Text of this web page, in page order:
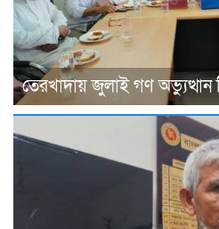
তেরখাদায় জুলাই গণ